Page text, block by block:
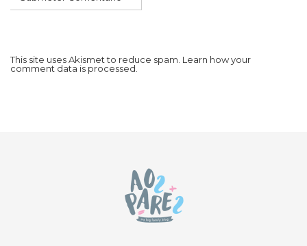
This site uses Akismet to reduce spam. Learn how your
comment data is processed.